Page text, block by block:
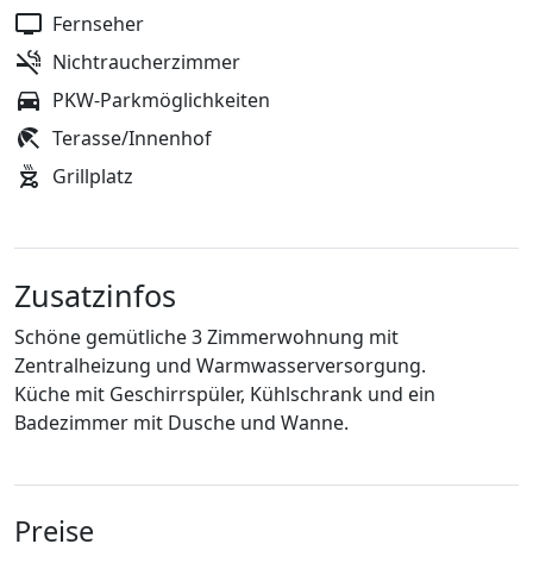
Fernseher
Nichtraucherzimmer
PKW-Parkmöglichkeiten
Terasse/Innenhof
Grillplatz
Zusatzinfos
Schöne gemütliche 3 Zimmerwohnung mit
Zentralheizung und Warmwasserversorgung.
Küche mit Geschirrspüler, Kühlschrank und ein
Badezimmer mit Dusche und Wanne.
Preise